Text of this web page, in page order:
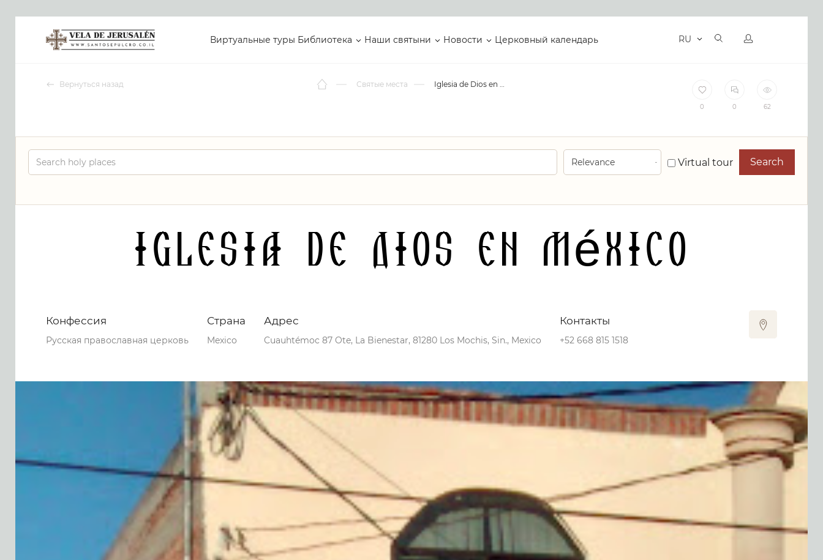
Виртуальные туры Библиотека Наши святыни Новости Церковный календарь RU
Вернуться назад Святые места Iglesia de Dios en México
0 0 62
Virtual tour Search
Iglesia de Dios en México
Конфессия
Русская православная церковь
Страна
Mexico
Адрес
Cuauhtémoc 87 Ote, La Bienestar, 81280 Los Mochis, Sin., Mexico
Контакты
+52 668 815 1518